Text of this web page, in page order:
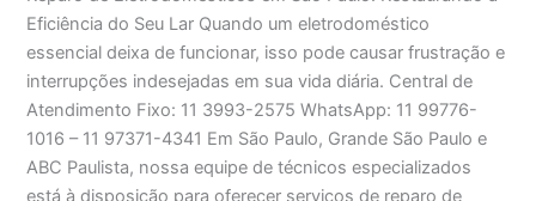
Eficiência do Seu Lar Quando um eletrodoméstico
essencial deixa de funcionar, isso pode causar frustração e
interrupções indesejadas em sua vida diária. Central de
Atendimento Fixo: 11 3993-2575 WhatsApp: 11 99776-
1016 – 11 97371-4341 Em São Paulo, Grande São Paulo e
ABC Paulista, nossa equipe de técnicos especializados
está à disposição para oferecer serviços de reparo de